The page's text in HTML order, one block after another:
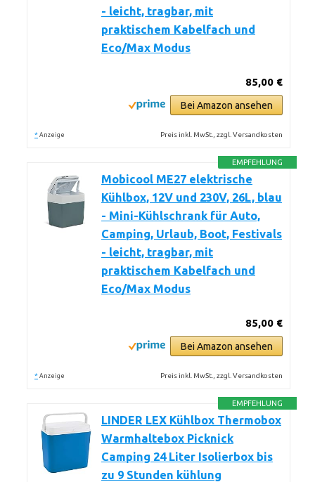
- leicht, tragbar, mit
praktischem Kabelfach und
Eco/Max Modus
85,00 €
Bei Amazon ansehen
* Anzeige Preis inkl. MwSt., zzgl. Versandkosten
EMPFEHLUNG
Mobicool ME27 elektrische
Kühlbox, 12V und 230V, 26L, blau
- Mini-Kühlschrank für Auto,
Camping, Urlaub, Boot, Festivals
- leicht, tragbar, mit
praktischem Kabelfach und
Eco/Max Modus
85,00 €
Bei Amazon ansehen
* Anzeige Preis inkl. MwSt., zzgl. Versandkosten
EMPFEHLUNG
LINDER LEX Kühlbox Thermobox
Warmhaltebox Picknick
Camping 24 Liter Isolierbox bis
zu 9 Stunden kühlung